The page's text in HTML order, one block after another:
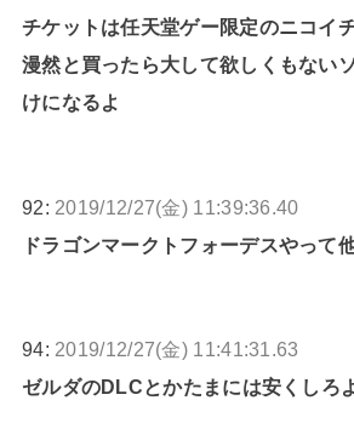
チケットは任天堂ゲー限定のニコイ
漫然と買ったら大して欲しくもない
けになるよ
92: 2019/12/27(金) 11:39:36.40
ドラゴンマークトフォーデスやって
94: 2019/12/27(金) 11:41:31.63
ゼルダのDLCとかたまには安くしろ